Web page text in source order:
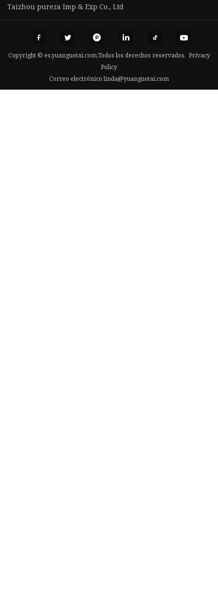
Taizhou pureza Imp & Exp Co., Ltd
Copyright © es.yuanguotai.com,Todos los derechos reservados. Privacy
Policy
Correo electrónicolinda@yuanguotai.com